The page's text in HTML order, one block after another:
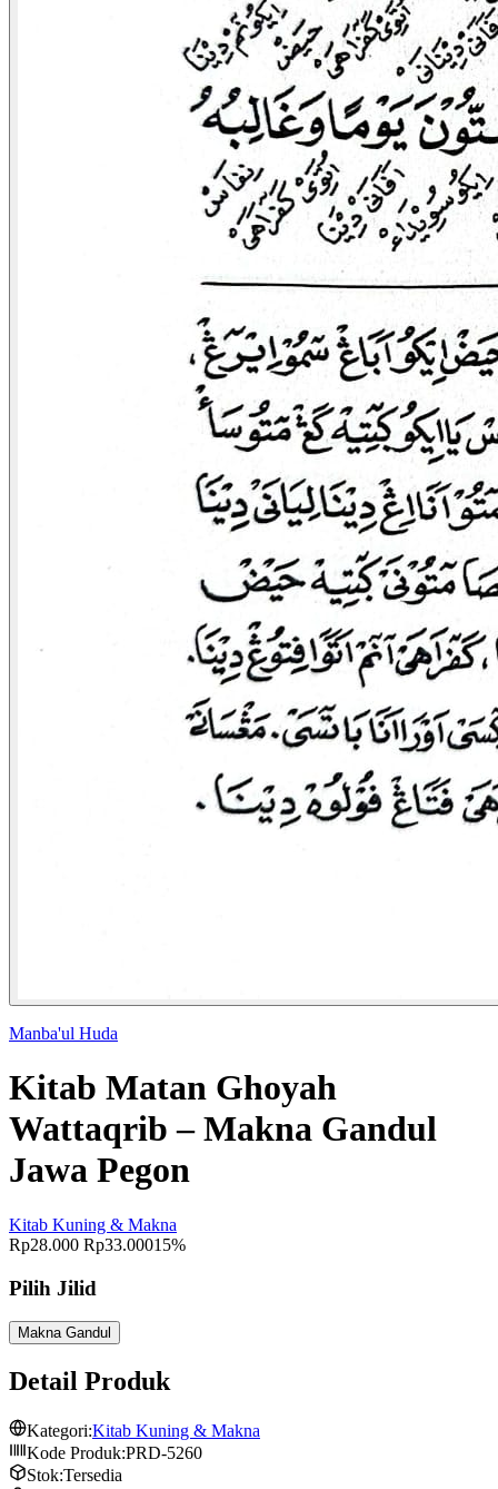
Manba'ul Huda
Kitab Matan Ghoyah
Wattaqrib – Makna Gandul
Jawa Pegon
Kitab Kuning & Makna
Rp28.000 Rp33.00015%
Pilih Jilid
Makna Gandul
Detail Produk
Kategori:Kitab Kuning & Makna
Kode Produk:PRD-5260
Stok:Tersedia